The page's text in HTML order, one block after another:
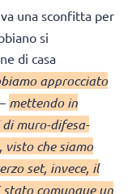
una sconfitta per
si
di casa
approcciato
mettendo in
muro-difesa-
che siamo
set, invece, il
comunque un